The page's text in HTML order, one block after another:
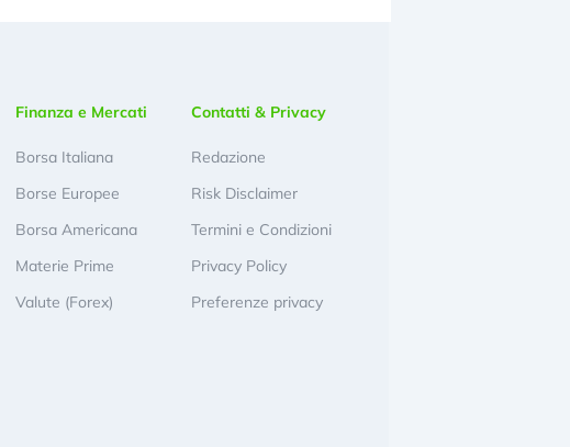
Finanza e Mercati
Borsa Italiana
Borse Europee
Borsa Americana
Materie Prime
Valute (Forex)
Contatti & Privacy
Redazione
Risk Disclaimer
Termini e Condizioni
Privacy Policy
Preferenze privacy